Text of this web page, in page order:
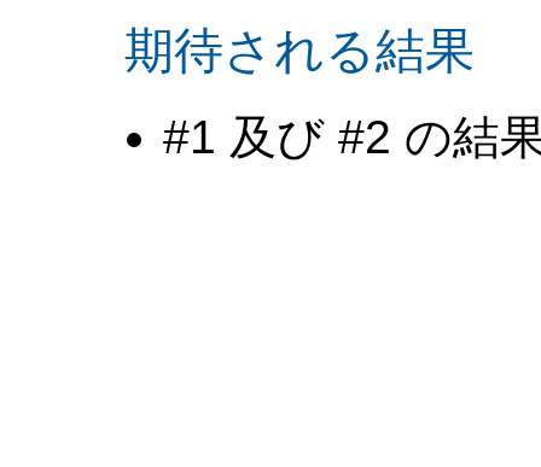
期待される結果
#1 及び #2 の結